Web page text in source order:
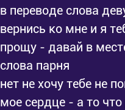
в переводе слова
вернись ко мне и я
прощу - давай в
слова парня
нет не хочу тебе не
мое сердце - а то